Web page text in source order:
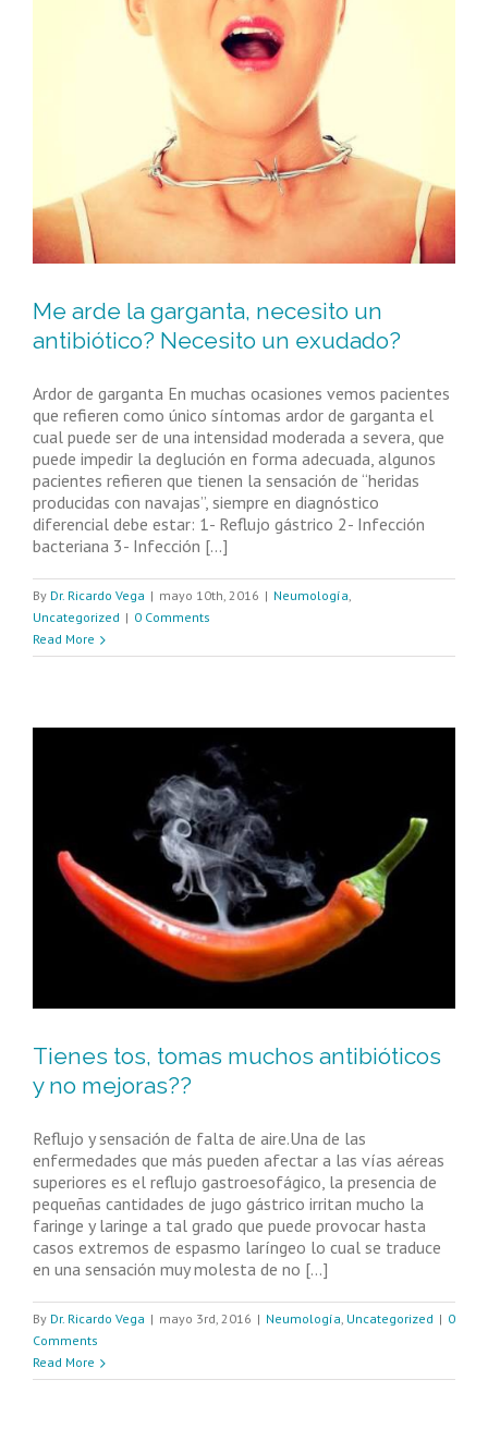
Me arde la garganta, necesito un
antibiótico? Necesito un exudado?
Ardor de garganta En muchas ocasiones vemos pacientes
que refieren como único síntomas ardor de garganta el
cual puede ser de una intensidad moderada a severa, que
puede impedir la deglución en forma adecuada, algunos
pacientes refieren que tienen la sensación de “heridas
producidas con navajas”, siempre en diagnóstico
diferencial debe estar: 1- Reflujo gástrico 2- Infección
bacteriana 3- Infección [...]
By Dr. Ricardo Vega | mayo 10th, 2016 | Neumología
Uncategorized | 0 Comments
Read More
Tienes tos, tomas muchos antibióticos
y no mejoras??
Reflujo y sensación de falta de aire.Una de las
enfermedades que más pueden afectar a las vías aéreas
superiores es el reflujo gastroesofágico, la presencia de
pequeñas cantidades de jugo gástrico irritan mucho la
faringe y laringe a tal grado que puede provocar hasta
casos extremos de espasmo laríngeo lo cual se traduce
en una sensación muy molesta de no [...]
By Dr. Ricardo Vega | mayo 3rd, 2016 | Neumología, Uncategorized | 0
Comments
Read More